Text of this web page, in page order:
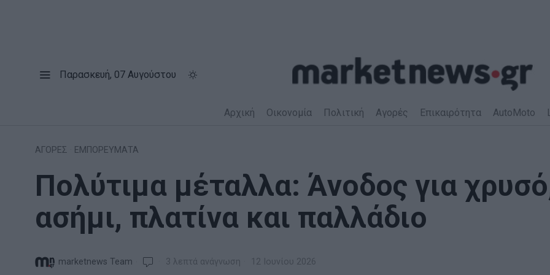
Παρασκευή, 07 Αυγούστου
Αρχική Οικονομία Πολιτική Αγορές Επικαιρότητα AutoMoto
ΑΓΟΡΕΣ ΕΜΠΟΡΕΥΜΑΤΑ
Πολύτιμα μέταλλα: Άνοδος για
ασήμι, πλατίνα και παλλάδιο
marketnews Team 3 λεπτά ανάγνωση 12 Ιουνίου 2026